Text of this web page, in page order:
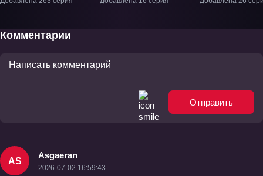
Комментарии
Отправить
AS
Asgaeran
2026-07-02 16:59:43